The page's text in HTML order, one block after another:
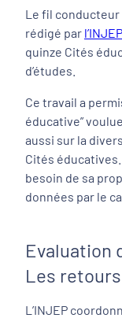
Le fil
rédigé par l’INJEP
quinze Cités
d’études.
Ce travail a
éducative”
aussi sur la
Cités
besoin de sa
données par le
Evaluation
Les
L’INJEP